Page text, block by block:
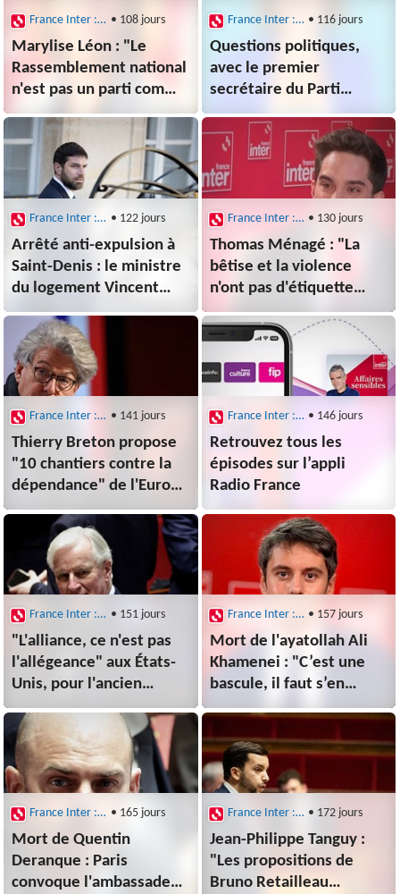
France Inter : Questions politiques • 108 jours
Marylise Léon : "Le
Rassemblement national
n'est pas un parti comme
les autres"
France Inter : Questions politiques • 116 jours
Questions politiques,
avec le premier
secrétaire du Parti
socialiste Olivier Faure
France Inter : Questions politiques • 122 jours
Arrêté anti-expulsion à
Saint-Denis : le ministre
du logement Vincent
Jeanbrun dénonce le
"populisme" de
Bally Bagayoko
France Inter : Questions politiques • 130 jours
Thomas Ménagé : "La
bêtise et la violence
n'ont pas d'étiquette
politique, il peut y en
avoir partout"
France Inter : Questions politiques • 141 jours
Thierry Breton propose
"10 chantiers contre la
dépendance" de l'Europe
pour résister face aux
menaces internationales
France Inter : Questions politiques • 146 jours
Retrouvez tous les
épisodes sur l’appli
Radio France
France Inter : Questions politiques • 151 jours
"L'alliance, ce n'est pas
l'allégeance" aux États-
Unis, pour l'ancien
Premier ministre
Michel Barnier
France Inter : Questions politiques • 157 jours
Mort de l'ayatollah Ali
Khamenei : "C’est une
bascule, il faut s’en
réjouir", affirme
France Inter : Questions politiques • 165 jours
Mort de Quentin
Deranque : Paris
convoque l'ambassadeur
France Inter : Questions politiques • 172 jours
Jean-Philippe Tanguy :
"Les propositions de
Bruno Retailleau